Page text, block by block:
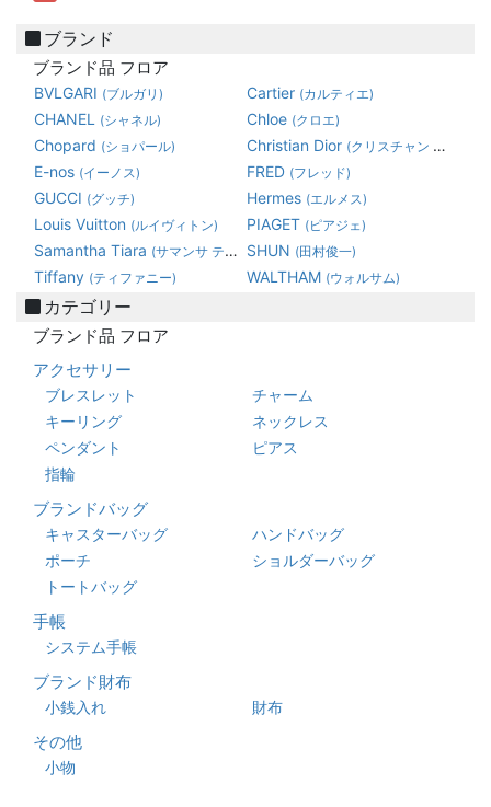
ブランド
ブランド品 フロア
BVLGARI (ブルガリ) Cartier (カルティエ)
CHANEL (シャネル) Chloe (クロエ)
Chopard (ショパール) Christian Dior (クリスチャン ディオール)
E-nos (イーノス) FRED (フレッド)
GUCCI (グッチ) Hermes (エルメス)
Louis Vuitton (ルイヴィトン) PIAGET (ピアジェ)
Samantha Tiara (サマンサ ティアラ) SHUN (田村俊一)
Tiffany (ティファニー) WALTHAM (ウォルサム)
カテゴリー
ブランド品 フロア
アクセサリー
ブレスレット
チャーム
キーリング
ネックレス
ペンダント
ピアス
指輪
ブランドバッグ
キャスターバッグ
ハンドバッグ
ポーチ
ショルダーバッグ
トートバッグ
手帳
システム手帳
ブランド財布
小銭入れ 財布
その他
小物